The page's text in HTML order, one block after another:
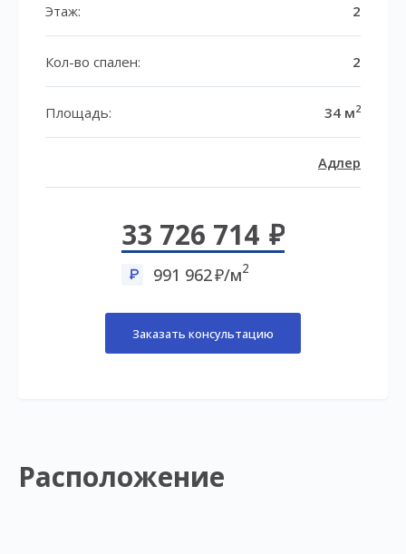
Этаж: 2
Кол-во спален: 2
Площадь: 34 м2
Адлер
33 726 714
991 962 /м2
Заказать консультацию
Расположение